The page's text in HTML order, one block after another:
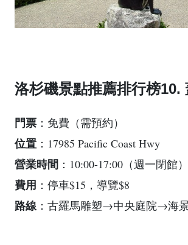
洛杉磯景點推薦排行榜10.
門票 ：免費（需預約）
位置 ：17985 Pacific Coast Hwy
營業時間 ：10:00-17:00（週一閉館）
費用 ：停車$15，導覽$8
路線 ：古羅馬雕塑→中央庭院→海